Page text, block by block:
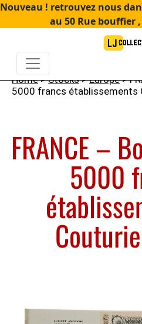
Nouveau ! retrouvez nous
au 50 Rue bouffier ,
Home>Stocks>Europe>
5000 francs établissements
FRANCE –
5000